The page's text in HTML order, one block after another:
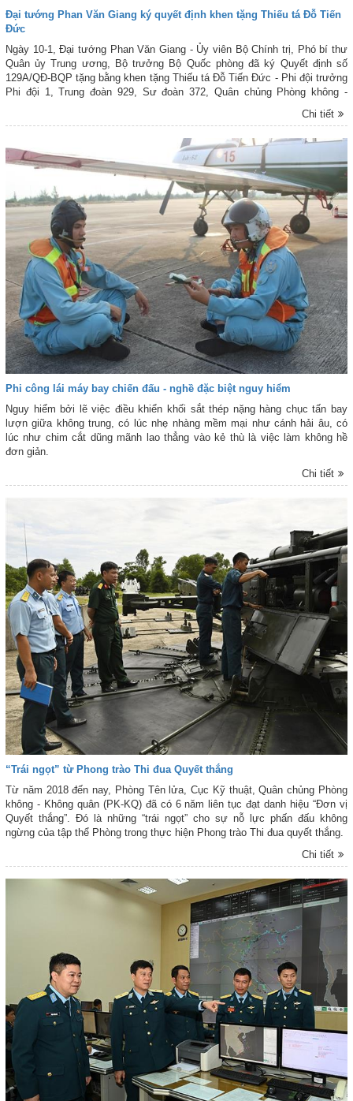
Đại tướng Phan Văn Giang ký quyết định khen tặng Thiếu tá Đỗ Tiến
Đức
Ngày 10-1, Đại tướng Phan Văn Giang - Ủy viên Bộ Chính trị, Phó bí thư
Quân ủy Trung ương, Bộ trưởng Bộ Quốc phòng đã ký Quyết định số
129A/QĐ-BQP tặng bằng khen tặng Thiếu tá Đỗ Tiến Đức - Phi đội trưởng
Phi đội 1, Trung đoàn 929, Sư đoàn 372, Quân chủng Phòng không -
huống bất trắc trên không, giảm thiểu tối đa thiệt hại về tính mạng, tài sản
Chi tiết
Phi công lái máy bay chiến đấu - nghề đặc biệt nguy hiểm
Nguy hiểm bởi lẽ việc điều khiển khối sắt thép nặng hàng chục tấn bay
lượn giữa không trung, có lúc nhẹ nhàng mềm mại như cánh hải âu, có
lúc như chim cắt dũng mãnh lao thẳng vào kẻ thù là việc làm không hề
đơn giản.
Chi tiết
“Trái ngọt” từ Phong trào Thi đua Quyết thắng
Từ năm 2018 đến nay, Phòng Tên lửa, Cục Kỹ thuật, Quân chủng Phòng
không - Không quân (PK-KQ) đã có 6 năm liên tục đạt danh hiệu “Đơn vị
Quyết thắng”. Đó là những “trái ngọt” cho sự nỗ lực phấn đấu không
ngừng của tập thể Phòng trong thực hiện Phong trào Thi đua quyết thắng.
Chi tiết